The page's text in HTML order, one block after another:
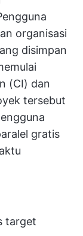
organisasi
disimpan
(CI) dan
tersebut
gratis
target